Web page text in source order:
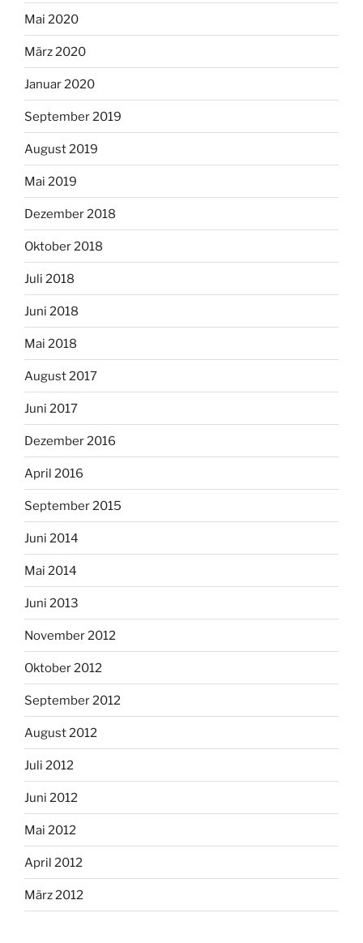
Mai 2020
März 2020
Januar 2020
September 2019
August 2019
Mai 2019
Dezember 2018
Oktober 2018
Juli 2018
Juni 2018
Mai 2018
August 2017
Juni 2017
Dezember 2016
April 2016
September 2015
Juni 2014
Mai 2014
Juni 2013
November 2012
Oktober 2012
September 2012
August 2012
Juli 2012
Juni 2012
Mai 2012
April 2012
März 2012